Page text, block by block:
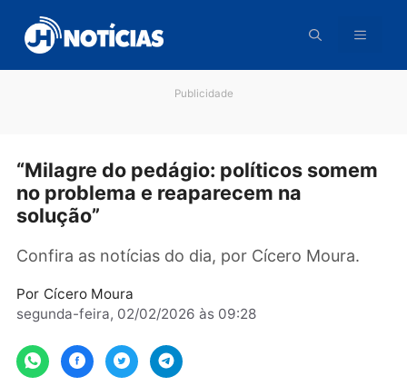
para
conteúdo
“Milagre do pedágio: políticos
no problema e reaparecem na
Confira as notícias do dia, por Cícero Moura.
Por
Cícero Moura
segunda-feira, 02/02/2026 às 09:28